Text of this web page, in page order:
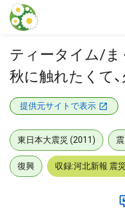
本文に飛ぶ
ティータイム/ま
秋に触れたくて
提供元サイトで表示
東日本大震災 (2011)
復興 収録:河北新報 震